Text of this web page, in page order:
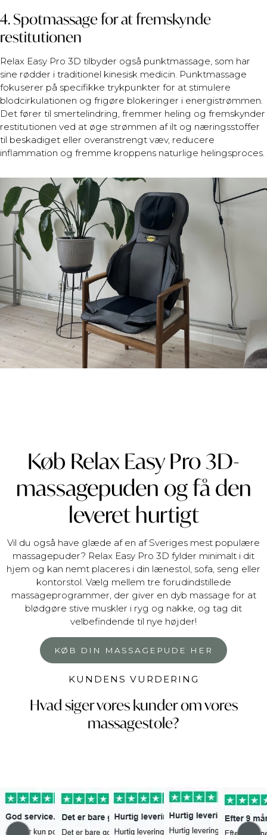
4. Spotmassage for at fremskynde
restitutionen
Relax Easy Pro 3D tilbyder også punktmassage, som har
sine rødder i traditionel kinesisk medicin. Punktmassage
fokuserer på specifikke trykpunkter for at stimulere
blodcirkulationen og frigøre blokeringer i energistrømmen.
Det fører til smertelindring, fremmer heling og fremskynder
restitutionen ved at øge strømmen af ilt og næringsstoffer
til beskadiget eller overanstrengt væv, reducere
inflammation og fremme kroppens naturlige helingsproces.
Køb Relax Easy Pro 3D-
massagepuden og få den
leveret hurtigt
Vil du også have glæde af en af Sveriges mest populære
massagepuder? Relax Easy Pro 3D fylder minimalt i dit
hjem og kan nemt placeres i din lænestol, sofa, seng eller
kontorstol. Vælg mellem tre forudindstillede
massageprogrammer, der giver en dyb massage for at
blødgøre stive muskler i ryg og nakke, og tag dit
velbefindende til nye højder!
KØB DIN MASSAGEPUDE HER
KUNDENS VURDERING
Hvad siger vores kunder om vores
massagestole?